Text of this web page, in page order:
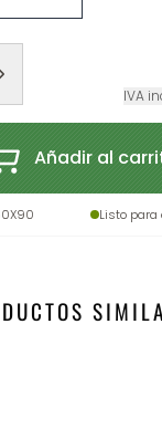
IVA
Añadir al
Listo para